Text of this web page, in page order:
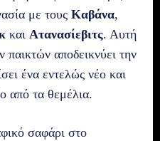
με τους Καβάνα,
και Ατανασίεβιτς. Αυτή
αποδεικνύει την
ένα εντελώς νέο και
από τα θεμέλια.
σαφάρι στο